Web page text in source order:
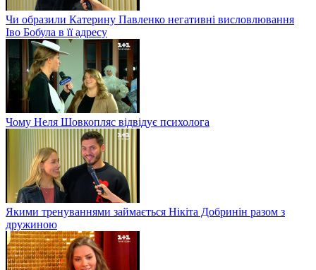
Чи образили Катерину Павленко негативні висловлювання
Іво Бобула в її адресу
Чому Неля Шовкопляс відвідує психолога
Якими тренуваннями займається Нікіта Добринін разом з
дружиною